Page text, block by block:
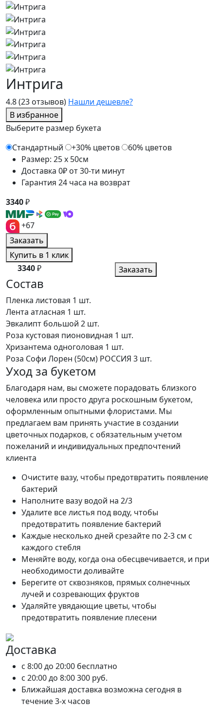
4.8(23 отзывов) Нашли дешевле?
В избранное
Интрига
Выберите размер букета
Стандартный
+30% цветов
60% цветов
Размер: 25 x 50см
Доставка 0₽ от 30-ти минут
Гарантия 24 часа на возврат
3340₽
+67
Заказать
Купить в 1 клик
3340₽ Заказать
Состав
Пленка листовая 1 шт.
Лента атласная 1 шт.
Эвкалипт большой 2 шт.
Роза кустовая пионовидная 1 шт.
Хризантема одноголовая 1 шт.
Роза Софи Лорен (50см) РОССИЯ 3 шт.
Уход за букетом
Благодаря нам, вы сможете порадовать близкого
человека или просто друга роскошным букетом,
оформленным опытными флористами. Мы
предлагаем вам принять участие в создании
цветочных подарков, с обязательным учетом
пожеланий и индивидуальных предпочтений
клиента
Очистите вазу, чтобы предотвратить появление
бактерий
Наполните вазу водой на 2/3
Удалите все листья под воду, чтобы
предотвратить появление бактерий
Каждые несколько дней срезайте по 2-3 см с
каждого стебля
Меняйте воду, когда она обесцвечивается, и при
необходимости доливайте
Берегите от сквозняков, прямых солнечных
лучей и созревающих фруктов
Удаляйте увядающие цветы, чтобы
предотвратить появление плесени
Доставка
c 8:00 до 20:00 бесплатно
c 20:00 до 8:00300 руб.
Ближайшая доставка возможна сегодня в
течение 3-х часов